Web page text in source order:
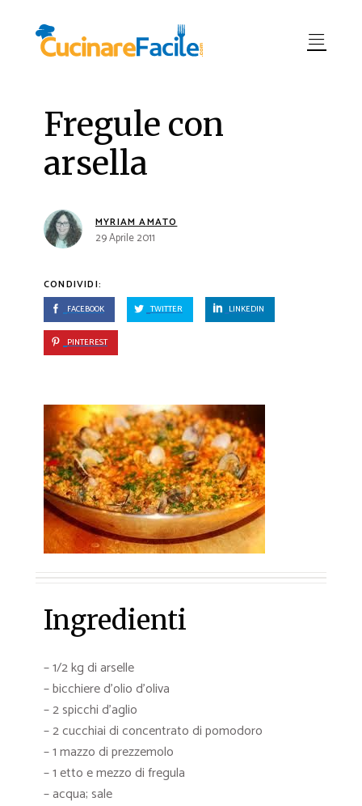
Fregule con
arsella
MYRIAM AMATO
29 Aprile 2011
CONDIVIDI:
FACEBOOK TWITTER LINKEDIN
PINTEREST
Ingredienti
– 1/2 kg di arselle
– bicchiere d’olio d’oliva
– 2 spicchi d’aglio
– 2 cucchiai di concentrato di pomodoro
– 1 mazzo di prezzemolo
– 1 etto e mezzo di fregula
– acqua; sale